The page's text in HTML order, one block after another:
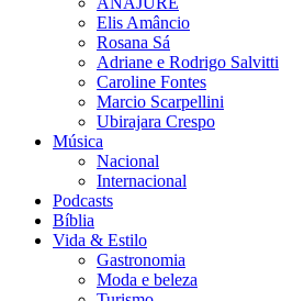
Elis Amâncio
Rosana Sá
Adriane e Rodrigo Salvitti
Caroline Fontes
Marcio Scarpellini
Ubirajara Crespo
Música
Nacional
Internacional
Podcasts
Bíblia
Vida & Estilo
Gastronomia
Moda e beleza